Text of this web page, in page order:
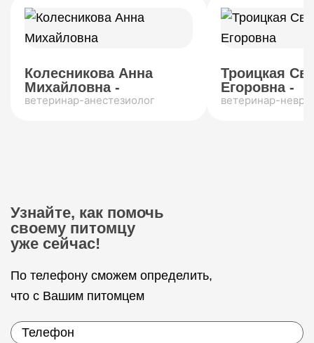
Колесникова Анна
Михайловна -
ветеринар-анестезиолог
Троицкая
Егоровна -
ветеринар-
Узнайте, как помочь
своему питомцу
уже сейчас!
По телефону сможем определить,
что с Вашим питомцем